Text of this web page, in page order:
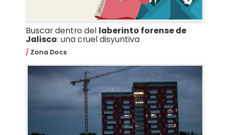
Buscar dentro del laberinto forense de
Jalisco: una cruel disyuntiva
Zona Docs